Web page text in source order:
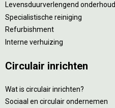
Levensduurverlengend onderhoud
Specialistische reiniging
Refurbishment
Interne verhuizing
Circulair inrichten
Wat is circulair inrichten?
Sociaal en circulair ondernemen